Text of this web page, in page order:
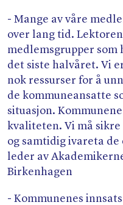
- Mange av våre
over lang tid.
medlemsgrupper som
det siste halvåret. Vi
nok ressurser for å
de kommuneansatte
situasjon.
kvaliteten. Vi må
og samtidig ivareta
leder av
Birkenhagen
- Kommunenes